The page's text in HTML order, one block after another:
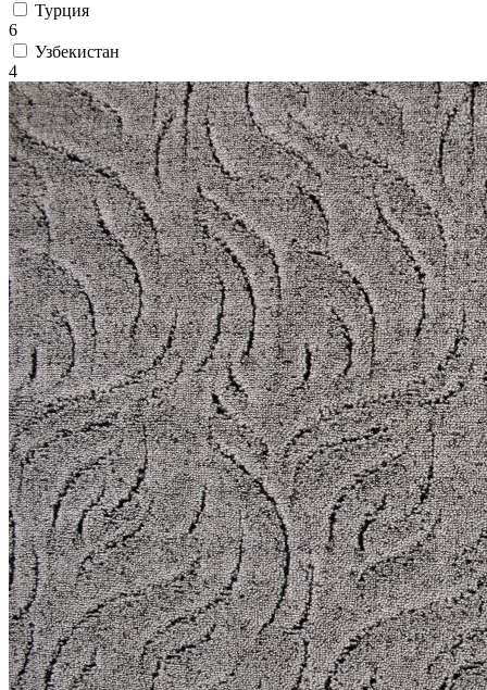
цене
от
100
₽
до
5
000
₽
от
5
000
₽
до
15
000
₽
от
15
000
₽
до
45
000
₽
от
45
000
₽
до
200
000
Турция
6
Узбекистан
4